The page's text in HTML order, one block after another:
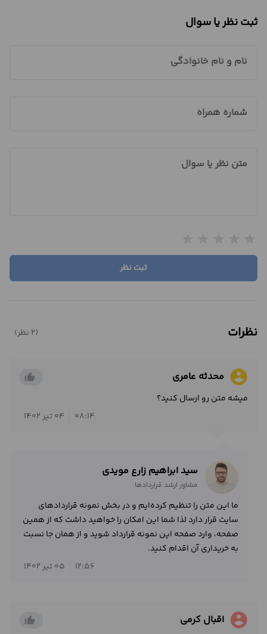
ثبت نظر یا سوال
نام و نام خانوادگی
شماره همراه
متن نظر یا سوال
ثبت نظر
نظرات (2 نظر)
account_circle محدثه عامري thumb_up_alt
ميشه متن رو ارسال كنيد؟
08:14
04 تیر 1402
سید ابراهیم زارع مویدی
مشاور ارشد قراردادها
ما این متن را تنظیم کرده‌ایم و در بخش نمونه قراردادهای
سایت قرار دارد لذا شما این امکان را خواهید داشت که از همین
صفحه، وارد صفحه این نمونه قرارداد شوید و از همان جا نسبت
به خریداری آن اقدام کنید.
12:56
05 تیر 1402
account_circle اقبال کرمی thumb_up_alt